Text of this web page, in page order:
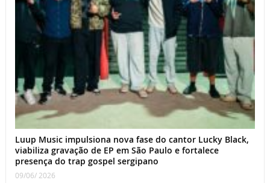
Luup Music impulsiona nova fase do cantor Lucky Black,
viabiliza gravação de EP em São Paulo e fortalece
presença do trap gospel sergipano
09/06/ 2026